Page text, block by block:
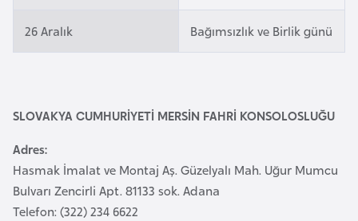
26 Aralık Bağımsızlık ve Birlik günü
SLOVAKYA CUMHURİYETİ MERSİN FAHRİ KONSOLOSLUĞU
Adres:
Hasmak İmalat ve Montaj Aş. Güzelyalı Mah. Uğur Mumcu
Bulvarı Zencirli Apt. 81133 sok. Adana
Telefon: (322) 234 6622
ş
l
r
u
s